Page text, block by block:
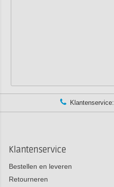
Klantenservice:
Klantenservice
Bestellen en leveren
Retourneren